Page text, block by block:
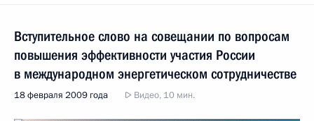
Вступительное слово на совещании по вопросам
повышения эффективности участия России
в международном энергетическом сотрудничестве
18 февраля 2009 года Видео, 10 мин.